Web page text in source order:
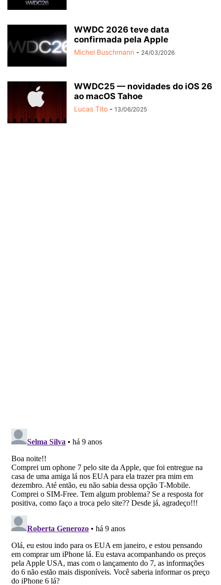
WWDC 2026 teve data
confirmada pela Apple
Michel Buschmann - 24/03/2026
WWDC25 — novidades do iOS 26
ao macOS Tahoe
Lucas Tito - 13/06/2025